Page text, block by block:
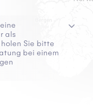
als
Sie bitte
bei einem